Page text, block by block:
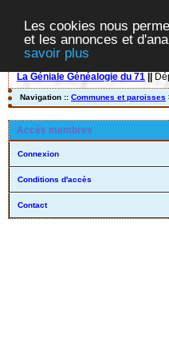
Les cookies nous
et les annonces et
savoir plus
La Géniale Généalogie du 71
Navigation :: Communes et paroisses
Accès membres
Connexion
Conditions d'accès
Contact